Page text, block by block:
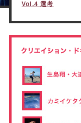
Vol.4 選考